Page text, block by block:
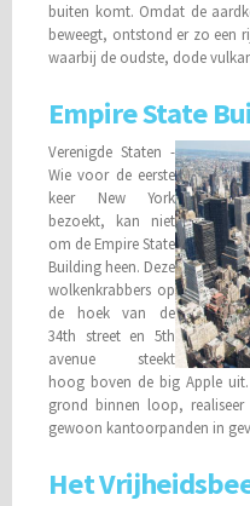
buiten komt. Omdat de
beweegt, ontstond er zo een
waarbij de oudste, dode
Empire State
Verenigde Staten -
Wie voor de eerste
keer New York
bezoekt, kan niet
om de Empire State
Building heen. Deze
wolkenkrabbers op
de hoek van de
34th street en 5th
avenue steekt
hoog boven de big Apple
grond binnen loop,
gewoon kantoorpanden in
Het